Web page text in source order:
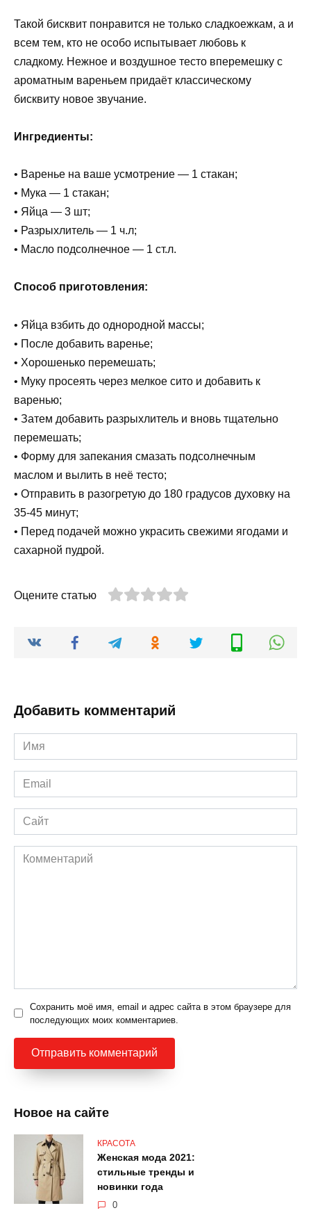
Такой бисквит понравится не только сладкоежкам, а и
всем тем, кто не особо испытывает любовь к
сладкому. Нежное и воздушное тесто вперемешку с
ароматным вареньем придаёт классическому
бисквиту новое звучание.
Ингредиенты:
• Варенье на ваше усмотрение — 1 стакан;
• Мука — 1 стакан;
• Яйца — 3 шт;
• Разрыхлитель — 1 ч.л;
• Масло подсолнечное — 1 ст.л.
Способ приготовления:
• Яйца взбить до однородной массы;
• После добавить варенье;
• Хорошенько перемешать;
• Муку просеять через мелкое сито и добавить к
варенью;
• Затем добавить разрыхлитель и вновь тщательно
перемешать;
• Форму для запекания смазать подсолнечным
маслом и вылить в неё тесто;
• Отправить в разогретую до 180 градусов духовку на
35-45 минут;
• Перед подачей можно украсить свежими ягодами и
сахарной пудрой.
Оцените статью
Добавить комментарий
Имя
*
Email
*
Сайт
Комментарий
Сохранить моё имя, email и адрес сайта в этом браузере для
последующих моих комментариев.
Новое на сайте
КРАСОТА
Женская мода 2021:
стильные тренды и
новинки года
0